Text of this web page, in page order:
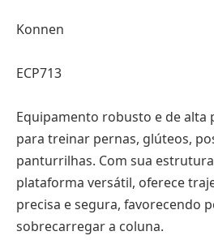
Konnen
ECP713
Equipamento robusto e de alta
para treinar pernas, glúteos,
panturrilhas. Com sua
plataforma versátil, oferece
precisa e segura, favorecendo
sobrecarregar a coluna.